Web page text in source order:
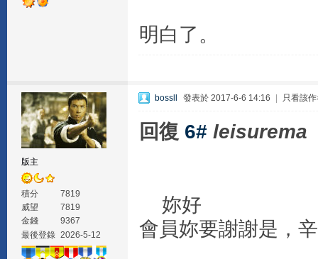
明白了。
版主
積分
7819
威望
7819
金錢
9367
最後登錄 2026-5-12
bossll 發表於 2017-6-6 14:16 只看該
回復 6# leisurema
妳好
會員妳要謝謝是，